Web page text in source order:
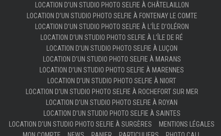
LOCATION D’UN STUDIO PHOTO SELFIE À CHÂTELAILLON
LOCATION D’UN STUDIO PHOTO SELFIE À FONTENAY LE COMTE
LOCATION D’UN STUDIO PHOTO SELFIE À L’ÎLE D’OLÉRON
LOCATION D’UN STUDIO PHOTO SELFIE À L’ÎLE DE RÉ
LOCATION D’UN STUDIO PHOTO SELFIE À LUÇON
LOCATION D’UN STUDIO PHOTO SELFIE À MARANS
LOCATION D’UN STUDIO PHOTO SELFIE À MARENNES
LOCATION D’UN STUDIO PHOTO SELFIE À NIORT
LOCATION D’UN STUDIO PHOTO SELFIE À ROCHEFORT SUR MER
LOCATION D’UN STUDIO PHOTO SELFIE À ROYAN
LOCATION D’UN STUDIO PHOTO SELFIE À SAINTES
LOCATION D’UN STUDIO PHOTO SELFIE À SURGÈRES
MENTIONS LÉGALES